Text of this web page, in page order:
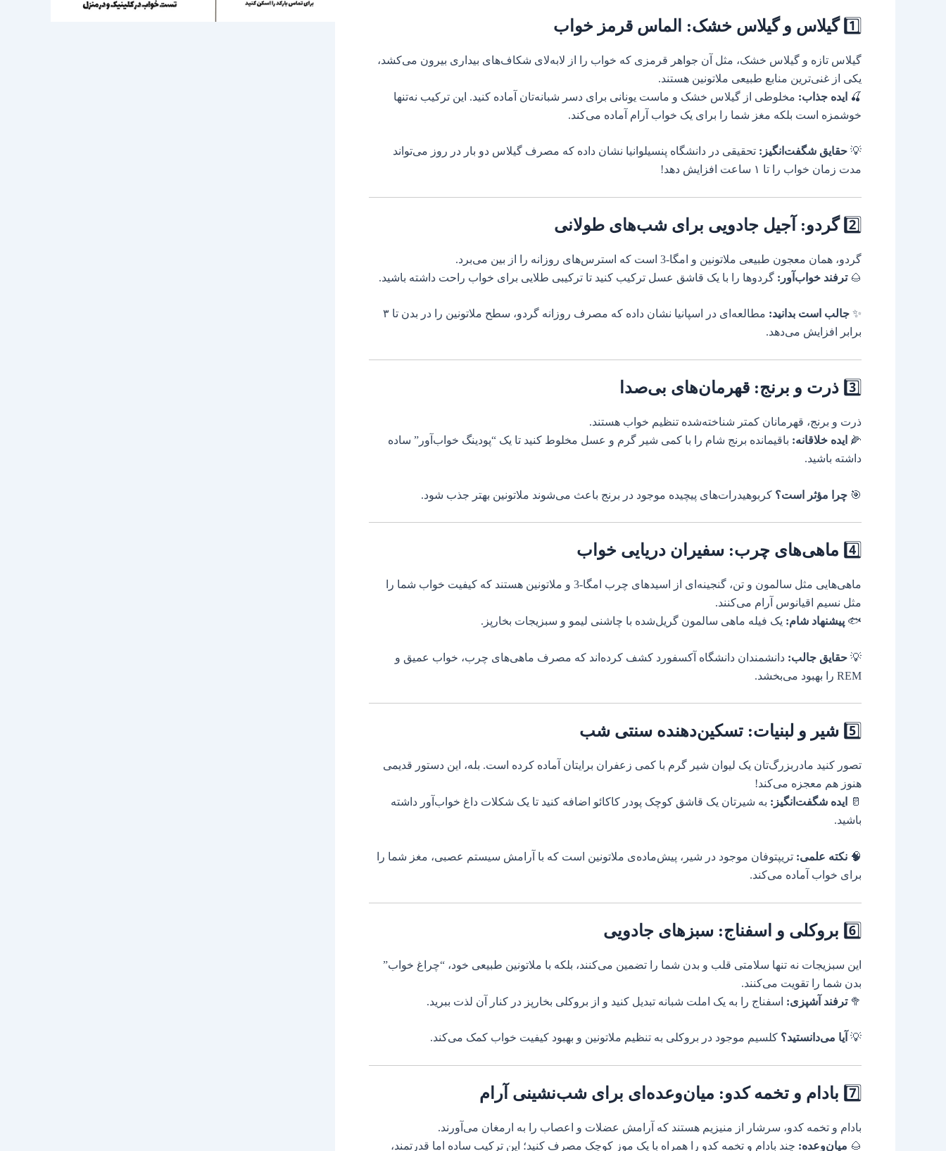
1️⃣ گیلاس و گیلاس خشک: الماس قرمز خواب
گیلاس تازه و گیلاس خشک، مثل آن جواهر قرمزی که خواب را از لابه‌لای شکاف‌های بیداری بیرون می‌کشد،
یکی از غنی‌ترین منابع طبیعی ملاتونین هستند.
🍒 ایده جذاب: مخلوطی از گیلاس خشک و ماست یونانی برای دسر شبانه‌تان آماده کنید. این ترکیب نه‌تنها
خوشمزه است بلکه مغز شما را برای یک خواب آرام آماده می‌کند.
💡 حقایق شگفت‌انگیز: تحقیقی در دانشگاه پنسیلوانیا نشان داده که مصرف گیلاس دو بار در روز می‌تواند
مدت زمان خواب را تا ۱ ساعت افزایش دهد!
2️⃣ گردو: آجیل جادویی برای شب‌های طولانی
گردو، همان معجون طبیعی ملاتونین و امگا-3 است که استرس‌های روزانه را از بین می‌برد.
🌰ترفند خواب‌آور: گردوها را با یک قاشق عسل ترکیب کنید تا ترکیبی طلایی برای خواب راحت داشته باشید.
✨ جالب است بدانید:
مطالعه‌ای در اسپانیا نشان داده که مصرف روزانه گردو، سطح ملاتونین را در بدن تا ۳
برابر افزایش می‌دهد.
3️⃣ ذرت و برنج: قهرمان‌های بی‌صدا
ذرت و برنج، قهرمانان کمتر شناخته‌شده تنظیم خواب هستند.
🌽 ایده خلاقانه: باقیمانده برنج شام را با کمی شیر گرم و عسل مخلوط کنید تا یک “پودینگ خواب‌آور” ساده
داشته باشید.
🎯 چرا مؤثر است؟ کربوهیدرات‌های پیچیده موجود در برنج باعث می‌شوند ملاتونین بهتر جذب شود.
4️⃣ ماهی‌های چرب: سفیران دریایی خواب
ماهی‌هایی مثل سالمون و تن، گنجینه‌ای از اسیدهای چرب امگا-3 و ملاتونین هستند که کیفیت خواب شما را
مثل نسیم اقیانوس آرام می‌کنند.
🐟 پیشنهاد شام: یک فیله ماهی سالمون گریل‌شده با چاشنی لیمو و سبزیجات بخارپز.
💡 حقایق جالب: دانشمندان دانشگاه آکسفورد کشف کرده‌اند که مصرف ماهی‌های چرب، خواب عمیق و
REM را بهبود می‌بخشد.
5️⃣ شیر و لبنیات: تسکین‌دهنده سنتی شب
تصور کنید مادربزرگ‌تان یک لیوان شیر گرم با کمی زعفران برایتان آماده کرده است. بله، این دستور قدیمی
هنوز هم معجزه می‌کند!
🥛
ایده شگفت‌انگیز: به شیرتان یک قاشق کوچک پودر کاکائو اضافه کنید تا یک شکلات داغ خواب‌آور داشته
باشید.
🧠 نکته علمی: تریپتوفان موجود در شیر، پیش‌ماده‌ی ملاتونین است که با آرامش سیستم عصبی، مغز شما را
برای خواب آماده می‌کند.
6️⃣ بروکلی و اسفناج: سبزهای جادویی
این سبزیجات نه تنها سلامتی قلب و بدن شما را تضمین می‌کنند، بلکه با ملاتونین طبیعی خود، “چراغ خواب”
بدن شما را تقویت می‌کنند.
🥦ترفند آشپزی: اسفناج را به یک املت شبانه تبدیل کنید و از بروکلی بخارپز در کنار آن لذت ببرید.
💡 آیا می‌دانستید؟ کلسیم موجود در بروکلی به تنظیم ملاتونین و بهبود کیفیت خواب کمک می‌کند.
7️⃣ بادام و تخمه کدو: میان‌وعده‌ای برای شب‌نشینی آرام
بادام و تخمه کدو، سرشار از منیزیم هستند که آرامش عضلات و اعصاب را به ارمغان می‌آورند.
🌰 میان‌وعده: چند بادام و تخمه کدو را همراه با یک موز کوچک مصرف کنید؛ این ترکیب ساده اما قدرتمند،